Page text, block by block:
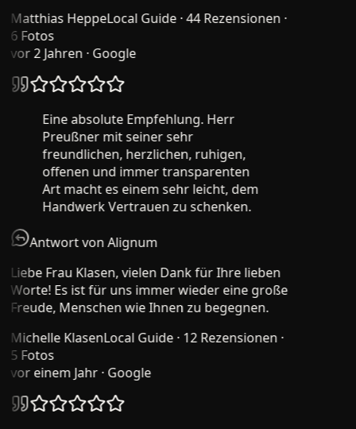
Matthias HeppeLocal Guide · 44 Rezensionen ·
6 Fotos
vor 2 Jahren· Google
Eine absolute Empfehlung. Herr
Preußner mit seiner sehr
freundlichen, herzlichen, ruhigen,
offenen und immer transparenten
Art macht es einem sehr leicht, dem
Handwerk Vertrauen zu schenken.
Antwort von Alignum
Liebe Frau Klasen, vielen Dank für Ihre lieben
Worte! Es ist für uns immer wieder eine große
Freude, Menschen wie Ihnen zu begegnen.
Michelle KlasenLocal Guide · 12 Rezensionen ·
5 Fotos
vor einem Jahr· Google